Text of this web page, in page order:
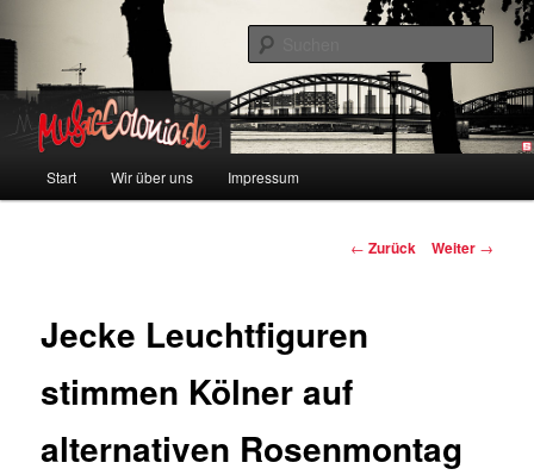
Inhalt
wechseln
music-colonia
Colonia und Musik!
Start Wir über uns Impressum
Beitragsnavigation
← Zurück Weiter →
Jecke Leuchtfiguren
stimmen Kölner auf
alternativen Rosenmontag